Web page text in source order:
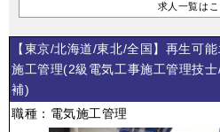
求人一覧は
【東京/北海道/東北/全国】再生可
施工管理(2級電気工事施工管理技
補)
職種：電気施工管理